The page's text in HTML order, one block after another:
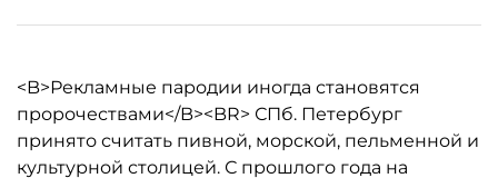
<B>Рекламные пародии иногда становятся
пророчествами</B><BR> СПб. Петербург
принято считать пивной, морской, пельменной и
культурной столицей. С прошлого года на